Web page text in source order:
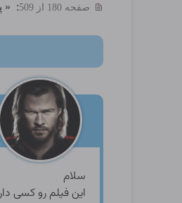
صفحه 180 از 509 :
«
سلام
این فیلم رو کسی